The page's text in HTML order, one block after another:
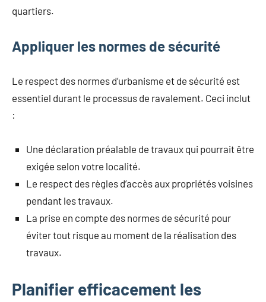
quartiers.
Appliquer les normes de sécurité
Le respect des normes d’urbanisme et de sécurité est
essentiel durant le processus de ravalement. Ceci inclut
:
Une déclaration préalable de travaux qui pourrait être
exigée selon votre localité.
Le respect des règles d’accès aux propriétés voisines
pendant les travaux.
La prise en compte des normes de sécurité pour
éviter tout risque au moment de la réalisation des
travaux.
Planifier efficacement les